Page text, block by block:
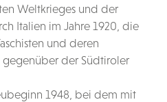
Weltkrieges und der
Italien im Jahre 1920, die
und deren
der Südtiroler
1948, bei dem mit